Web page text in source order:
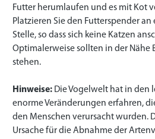
Futter herumlaufen und es mit Kot
Platzieren Sie den Futterspender
Stelle, so dass sich keine Katzen
Optimalerweise sollten in der Nähe
stehen.
Hinweise: Die Vogelwelt hat in den
enorme Veränderungen erfahren,
den Menschen verursacht wurden.
Ursache für die Abnahme der